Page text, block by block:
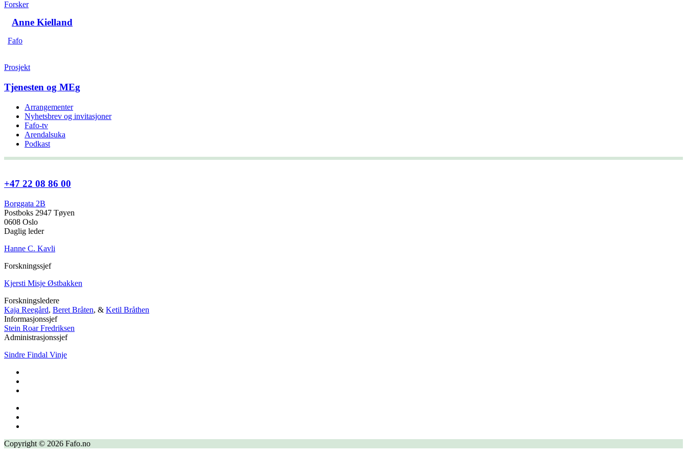
Forsker
Anne Kielland
Fafo
Prosjekt
Tjenesten og MEg
Arrangementer
Nyhetsbrev og invitasjoner
Fafo-tv
Arendalsuka
Podkast
+47 22 08 86 00
Borggata 2B
Postboks 2947 Tøyen
0608 Oslo
Daglig leder
Hanne C. Kavli
Forskningssjef
Kjersti Misje Østbakken
Forskningsledere
Kaja Reegård, Beret Bråten, & Ketil Bråthen
Informasjonssjef
Stein Roar Fredriksen
Administrasjonssjef
Sindre Findal Vinje
Copyright © 2026 Fafo.no